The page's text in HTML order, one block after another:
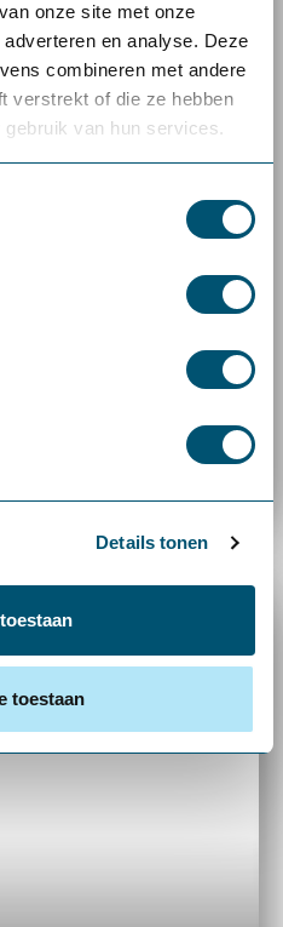
onze site met onze
en analyse. Deze
combineren met andere
verstrekt of die ze hebben
van hun services.
Details tonen
toestaan
naar
bij Rijnvicus